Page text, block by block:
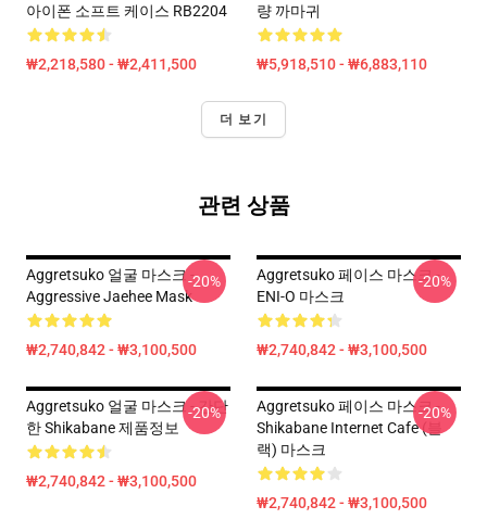
아이폰 소프트 케이스 RB2204
₩2,218,580 - ₩2,411,500
량 까마귀
₩5,918,510 - ₩6,883,110
더 보기
관련 상품
Aggretsuko 얼굴 마스크 -
Aggressive Jaehee Mask
₩2,740,842 - ₩3,100,500
-20%
Aggretsuko 페이스 마스크 -
ENI-O 마스크
₩2,740,842 - ₩3,100,500
-20%
Aggretsuko 얼굴 마스크 - 간단
한 Shikabane 제품정보
₩2,740,842 - ₩3,100,500
-20%
Aggretsuko 페이스 마스크 -
Shikabane Internet Cafe (블
랙) 마스크
₩2,740,842 - ₩3,100,500
-20%